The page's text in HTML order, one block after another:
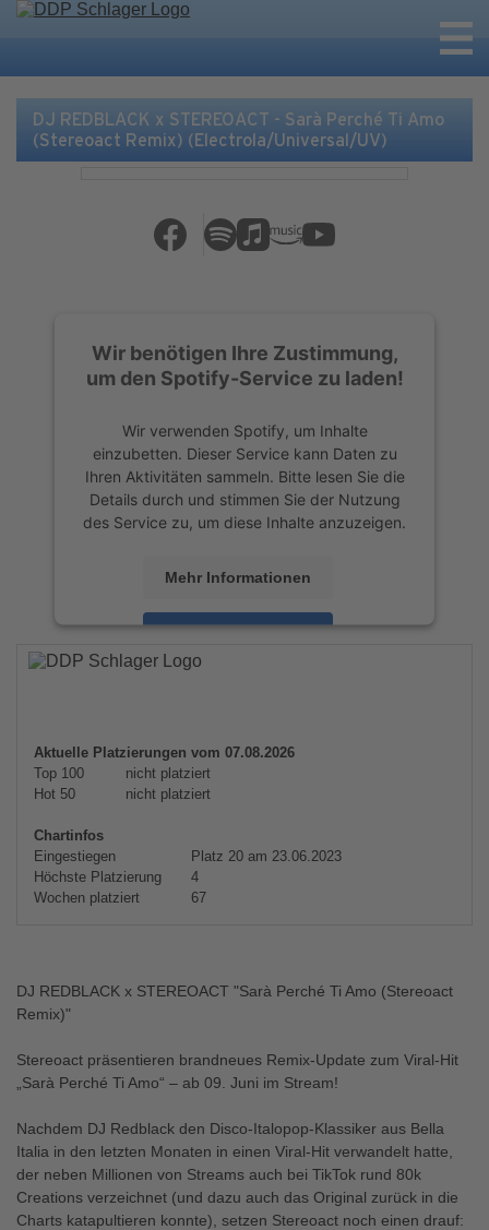
DJ REDBLACK x STEREOACT - Sarà Perché Ti Amo
(Stereoact Remix) (Electrola/Universal/UV)
Wir benötigen Ihre Zustimmung,
um den Spotify-Service zu laden!
Wir verwenden Spotify, um Inhalte
einzubetten. Dieser Service kann Daten zu
Ihren Aktivitäten sammeln. Bitte lesen Sie die
Details durch und stimmen Sie der Nutzung
des Service zu, um diese Inhalte anzuzeigen.
Mehr Informationen
Akzeptieren
powered by
Aktuelle Platzierungen vom 07.08.2026
Top 100
nicht platziert
Hot 50
nicht platziert
Chartinfos
Eingestiegen
Platz 20 am 23.06.2023
Höchste Platzierung
4
Wochen platziert
67
DJ REDBLACK x STEREOACT "Sarà Perché Ti Amo (Stereoact
Remix)"
Stereoact präsentieren brandneues Remix-Update zum Viral-Hit
„Sarà Perché Ti Amo“ – ab 09. Juni im Stream!
Nachdem DJ Redblack den Disco-Italopop-Klassiker aus Bella
Italia in den letzten Monaten in einen Viral-Hit verwandelt hatte,
der neben Millionen von Streams auch bei TikTok rund 80k
Creations verzeichnet (und dazu auch das Original zurück in die
Charts katapultieren konnte), setzen Stereoact noch einen drauf: